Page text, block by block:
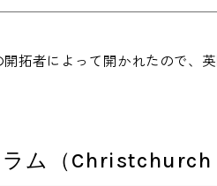
拓者によって開かれたので、
ム（Christchurch